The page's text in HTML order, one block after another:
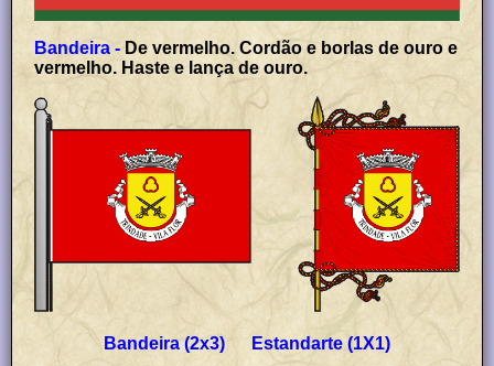
Bandeira - De vermelho. Cordão e borlas de ouro e
vermelho. Haste e lança de ouro.
Bandeira (2x3) Estandarte (1X1)